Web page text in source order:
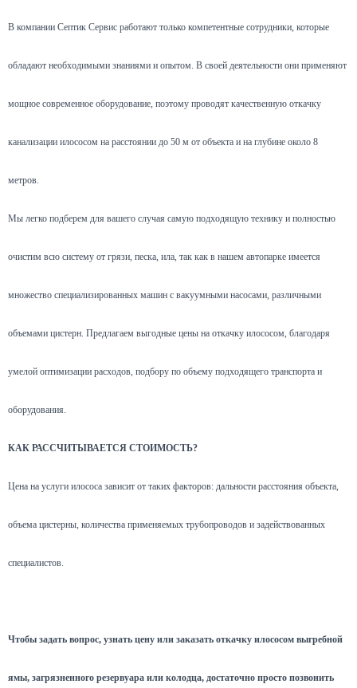
В компании Септик Сервис работают только компетентные сотрудники, которые
обладают необходимыми знаниями и опытом. В своей деятельности они применяют
мощное современное оборудование, поэтому проводят качественную откачку
канализации илососом на расстоянии до 50 м от объекта и на глубине около 8
метров.
Мы легко подберем для вашего случая самую подходящую технику и полностью
очистим всю систему от грязи, песка, ила, так как в нашем автопарке имеется
множество специализированных машин с вакуумными насосами, различными
объемами цистерн. Предлагаем выгодные цены на откачку илососом, благодаря
умелой оптимизации расходов, подбору по объему подходящего транспорта и
оборудования.
КАК РАССЧИТЫВАЕТСЯ СТОИМОСТЬ?
Цена на услуги илососа зависит от таких факторов: дальности расстояния объекта,
объема цистерны, количества применяемых трубопроводов и задействованных
специалистов.
Чтобы задать вопрос, узнать цену или заказать откачку илососом выгребной
ямы, загрязненного резервуара или колодца, достаточно просто позвонить